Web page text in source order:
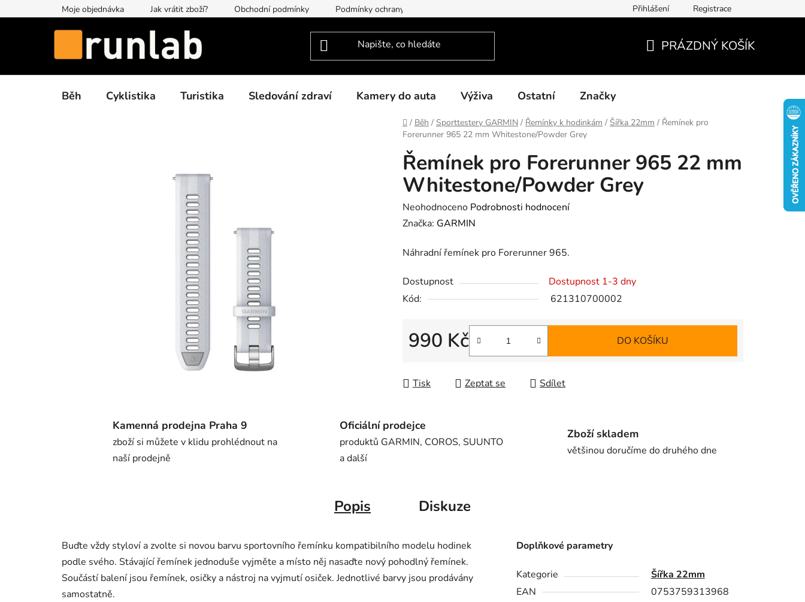
na
Moje objednávka Jak vrátit zboží? Obchodní podmínky Podmínky ochrany osobních údajů Blog-rady, tipy, recenze
Přihlášení Registrace
PRÁZDNÝ KOŠÍK
Běh Cyklistika Turistika Sledování zdraví Kamery do auta Výživa Ostatní Značky
Domů
/ Běh / Sporttestery GARMIN / Řemínky k hodinkám / Šířka 22mm / Řemínek pro
Forerunner 965 22 mm Whitestone/Powder Grey
Řemínek pro Forerunner 965 22 mm
Whitestone/Powder Grey
Průměrné
hodnocení
je
z
5
Neohodnoceno Podrobnosti hodnocení
Značka: GARMIN
Náhradní řemínek pro Forerunner 965.
Dostupnost
Dostupnost 1-3 dny
Kód:
621310700002
990 Kč DO KOŠÍKU
Tisk Zeptat se Sdílet
Kamenná prodejna Praha 9
zboží si můžete v klidu prohlédnout na
naší prodejně
Oficiální prodejce
produktů GARMIN, COROS, SUUNTO
a další
Zboží skladem
většinou doručíme do druhého dne
Popis Diskuze
Buďte vždy styloví a zvolte si novou barvu sportovního řemínku kompatibilního modelu hodinek
podle svého. Stávající řemínek jednoduše vyjměte a místo něj nasaďte nový pohodlný řemínek.
Součástí balení jsou řemínek, osičky a nástroj na vyjmutí osiček. Jednotlivé barvy jsou prodávány
samostatně.
Doplňkové parametry
Kategorie
Šířka 22mm
EAN
0753759313968